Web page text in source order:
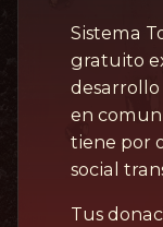
Sistema
gratuito
desarrollo
en
tiene por
social
Tus